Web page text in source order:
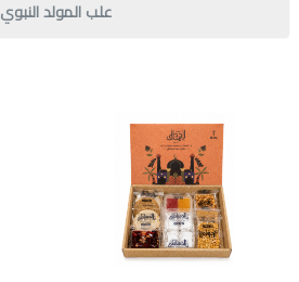
علب المولد النبوي